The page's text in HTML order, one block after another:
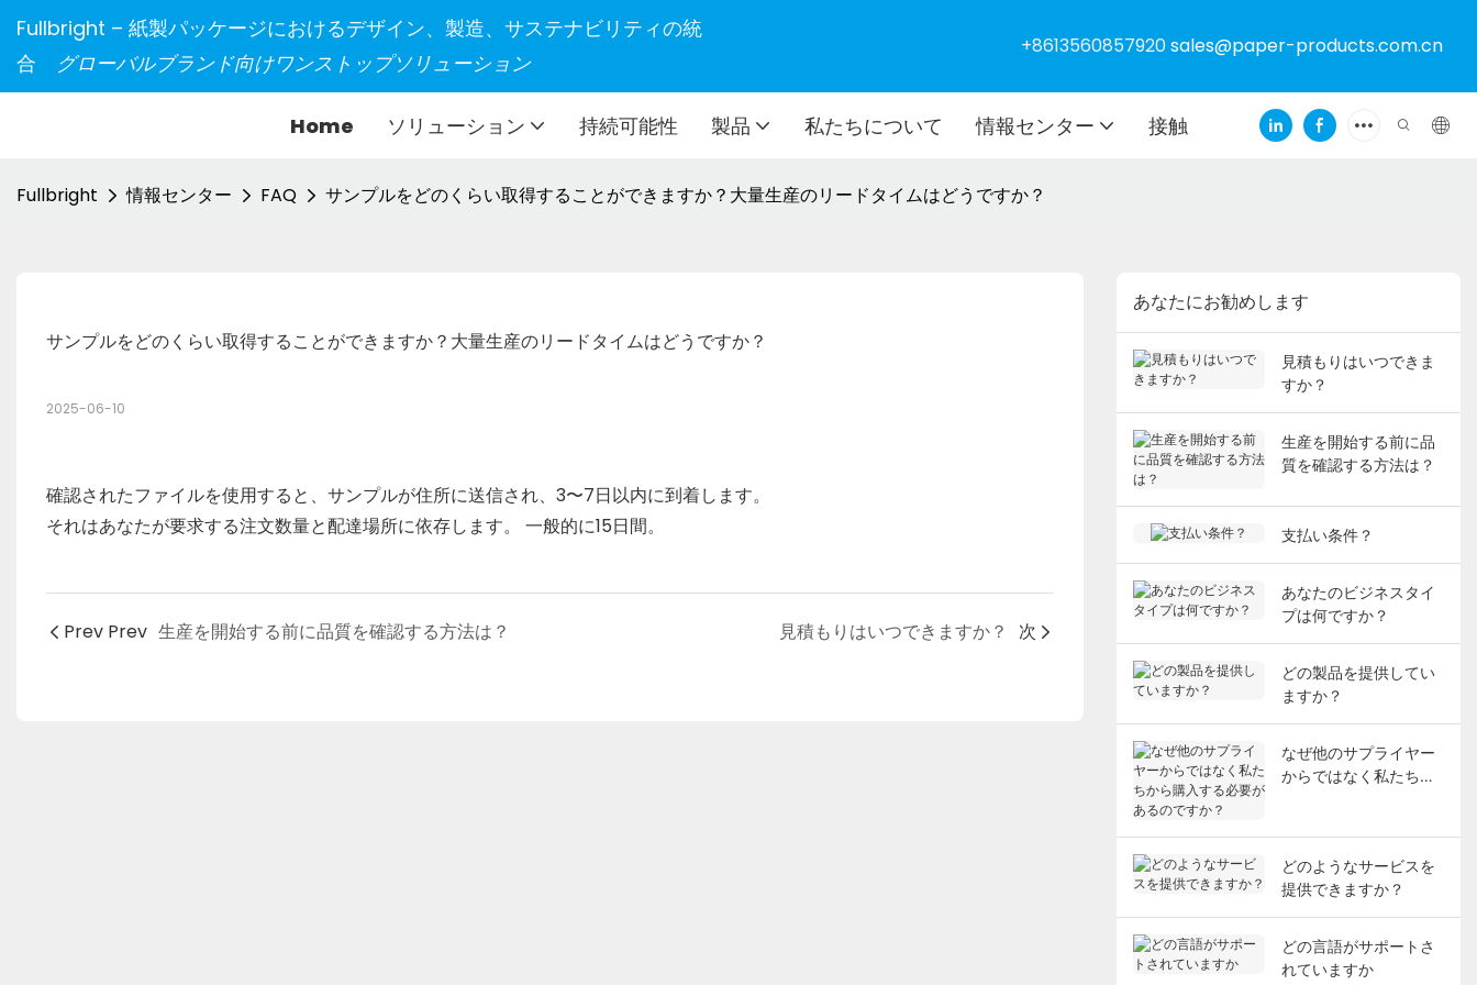
Fullbright – 紙製パッケージにおけるデザイン、製造、サステナビリティの統
合 グローバルブランド向けワンストップソリューション
+8613560857920sales@paper-products.com.cn
Home ソリューション 持続可能性 製品 私たちについて 情報センター 接触
Fullbright 情報センター FAQ サンプルをどのくらい取得することができますか？大量生産のリードタイムはどうですか？
サンプルをどのくらい取得することができますか？大量生産のリードタイムはどうですか？
2025-06-10
確認されたファイルを使用すると、サンプルが住所に送信され、3〜7日以内に到着します。
それはあなたが要求する注文数量と配達場所に依存します。 一般的に15日間。
Prev Prev 生産を開始する前に品質を確認する方法は？ 見積もりはいつできますか？ 次
あなたにお勧めします
見積もりはいつできま
すか？
生産を開始する前に品
質を確認する方法は？
支払い条件？
あなたのビジネスタイ
プは何ですか？
どの製品を提供してい
ますか？
なぜ他のサプライヤー
からではなく私たちか
どのようなサービスを
提供できますか？
どの言語がサポートさ
れていますか